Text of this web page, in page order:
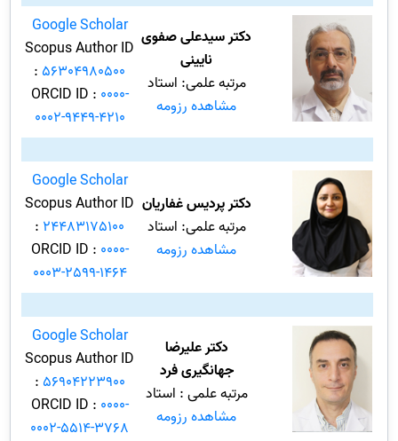
دکتر سیدعلی صفوی
نایینی
مرتبه علمی: استاد
مشاهده رزومه
Google Scholar
Scopus Author ID
: 56304980500
ORCID ID : 0000-
0002-9449-4210
دکتر پردیس غفاریان
مرتبه علمی: استاد
مشاهده رزومه
Google Scholar
Scopus Author ID
: 24483175100
ORCID ID : 0000-
0003-2599-1464
دکتر علیرضا
جهانگیری فرد
مرتبه علمی : استاد
مشاهده رزومه
Google Scholar
Scopus Author ID
: 56904223900
ORCID ID : 0000-
0002-5514-3768